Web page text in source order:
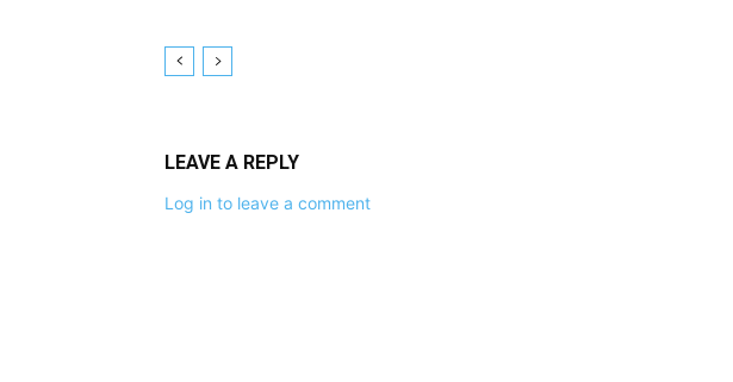
LEAVE A REPLY
Log in to leave a comment